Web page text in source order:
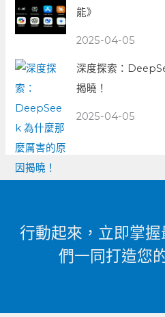
能》
2025-04-05
深度探索：
揭曉！
2025-04-05
行動起來，立即掌
們一同打造您